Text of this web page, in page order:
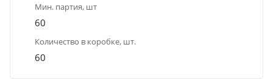
Мин. партия, шт
60
Количество в коробке, шт.
60